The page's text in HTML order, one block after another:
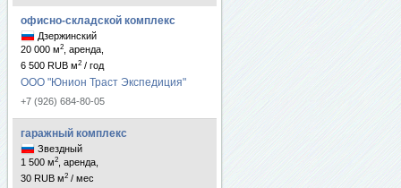
офисно-складской комплекс
Дзержинский
20 000 м2
, аренда,
6 500 RUB м2 / год
ООО "Юнион Траст Экспедиция"
+7 (926) 684-80-05
гаражный комплекс
Звездный
1 500 м2
, аренда,
30 RUB м2 / мес